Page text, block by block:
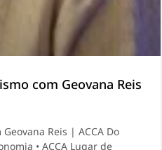
com Geovana Reis
Reis | ACCA Do
• ACCA Lugar de